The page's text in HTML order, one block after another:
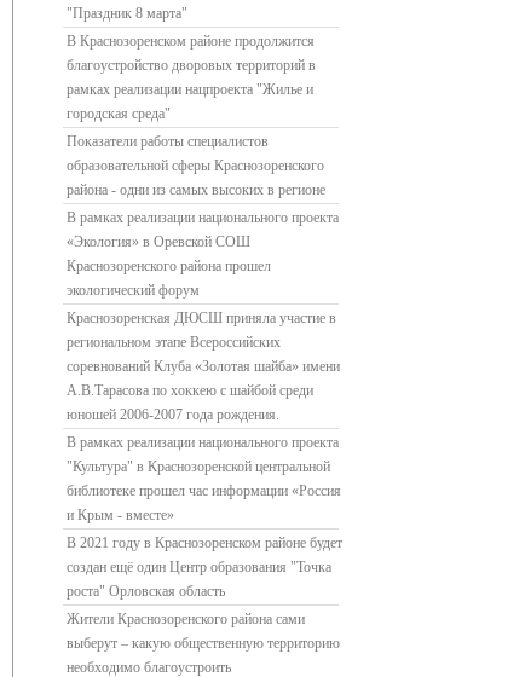
"Праздник 8 марта"
В Краснозоренском районе продолжится
благоустройство дворовых территорий в
рамках реализации нацпроекта "Жилье и
городская среда"
Показатели работы специалистов
образовательной сферы Краснозоренского
района - одни из самых высоких в регионе
В рамках реализации национального проекта
«Экология» в Оревской СОШ
Краснозоренского района прошел
экологический форум
Краснозоренская ДЮСШ приняла участие в
региональном этапе Всероссийских
соревнований Клуба «Золотая шайба» имени
А.В.Тарасова по хоккею с шайбой среди
юношей 2006-2007 года рождения.
В рамках реализации национального проекта
"Культура" в Краснозоренской центральной
библиотеке прошел час информации «Россия
и Крым - вместе»
В 2021 году в Краснозоренском районе будет
создан ещё один Центр образования "Точка
роста" Орловская область
Жители Краснозоренского района сами
выберут – какую общественную территорию
необходимо благоустроить